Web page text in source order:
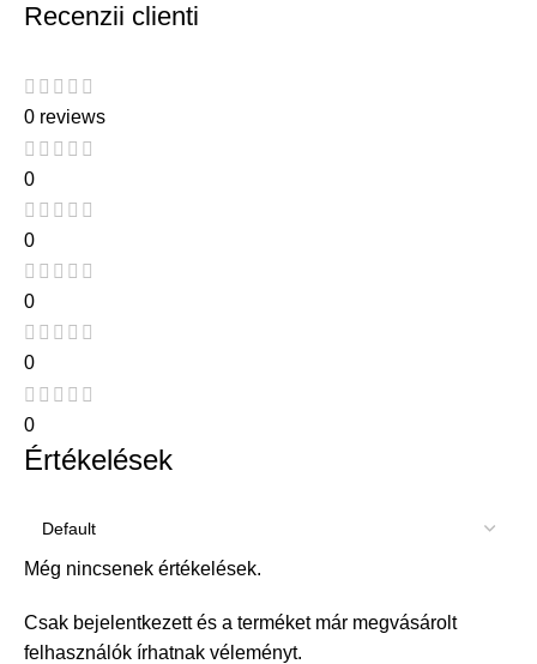
Recenzii clienti
0 reviews
0
0
0
0
0
Értékelések
Még nincsenek értékelések.
Csak bejelentkezett és a terméket már megvásárolt
felhasználók írhatnak véleményt.